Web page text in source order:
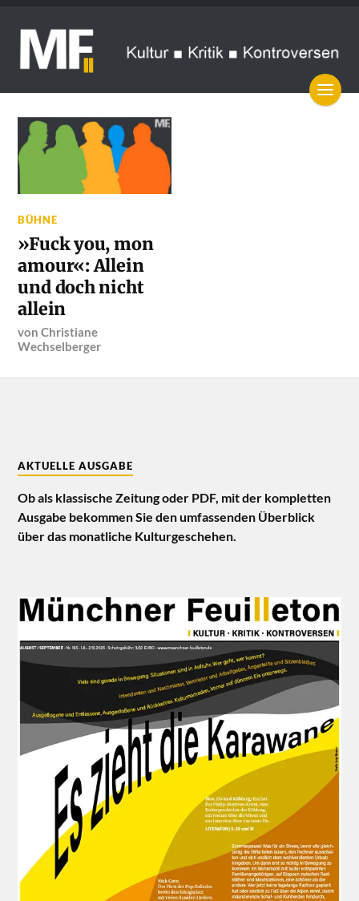
BÜHNE
»Fuck you, mon
amour«: Allein
und doch nicht
allein
vonChristiane
Wechselberger
AKTUELLE AUSGABE
Ob als klassische Zeitung oder PDF, mit der kompletten
Ausgabe bekommen Sie den umfassenden Überblick
über das monatliche Kulturgeschehen.